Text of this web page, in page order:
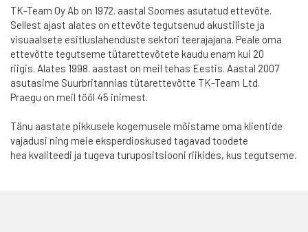
TK-Team Oy Ab on 1972. aastal Soomes asutatud ettevõte.
Sellest ajast alates on ettevõte tegutsenud akustiliste ja
visuaalsete esitluslahenduste sektori teerajajana. Peale oma
ettevõtte tegutseme tütarettevõtete kaudu enam kui 20
riigis. Alates 1998. aastast on meil tehas Eestis. Aastal 2007
asutasime Suurbritannias tütarettevõtte TK-Team Ltd.
Praegu on meil tööl 45 inimest.
Tänu aastate pikkusele kogemusele mõistame oma klientide
vajadusi ning meie eksperdioskused tagavad toodete
hea kvaliteedi ja tugeva turupositsiooni riikides, kus tegutseme.